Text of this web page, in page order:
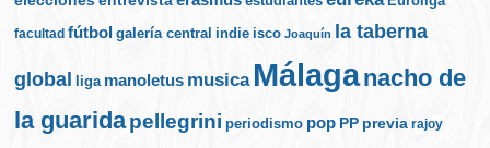
facultad fútbol galería central indie isco Joaquín la taberna
global liga manoletus musica Málaganacho de
la guaridapellegrini periodismo pop PP previa rajoy